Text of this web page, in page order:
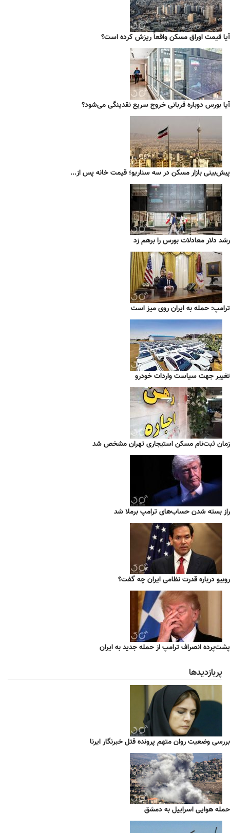
آیا قیمت اوراق مسکن واقعاً ریزش کرده است؟
آیا بورس دوباره قربانی خروج سریع نقدینگی می‌شود؟
پیش‌بینی بازار مسکن در سه سناریو؛ قیمت خانه پس از...
رشد دلار معادلات بورس را برهم زد
ترامپ: حمله به ایران روی میز است
تغییر جهت سیاست واردات خودرو
زمان ثبت‌نام مسکن استیجاری تهران مشخص شد
راز بسته شدن حساب‌های ترامپ برملا شد
روبیو درباره قدرت نظامی ایران چه گفت؟
پشت‌پرده انصراف ترامپ از حمله جدید به ایران
پربازدیدها
بررسی وضعیت روان متهم پرونده قتل خبرنگار ایرنا
حمله هوایی اسراییل به دمشق